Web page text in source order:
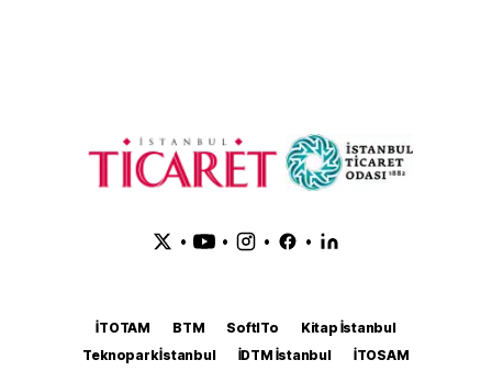
• • • •
İTOTAM BTM SoftITo
Kitap İstanbul
Teknopark İstanbul
İDTM İstanbul
İTOSAM